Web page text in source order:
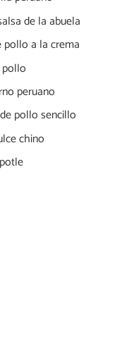
de la abuela
pollo a la crema
peruano
pollo sencillo
chino